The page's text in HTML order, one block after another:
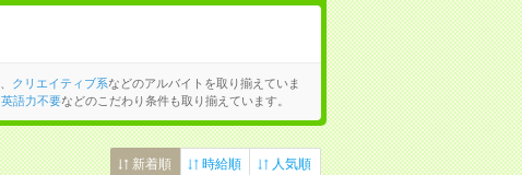
クリエイティブ系などのアルバイトを取り揃えていま
英語力不要などのこだわり条件も取り揃えています。
新着順 時給順 人気順